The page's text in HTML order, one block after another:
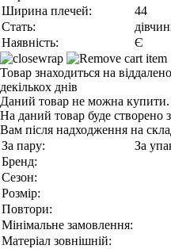
Ширина плечей:
44
Стать:
Наявність:
Є
Товар знаходиться на
декількох днів
Даний товар не можна купити.
На даний товар буде створено
Вам після надходження на
За пару:
За
Бренд:
Сезон:
Розмір:
Повтори:
Мінімальне замовлення:
Матеріал зовнішній: